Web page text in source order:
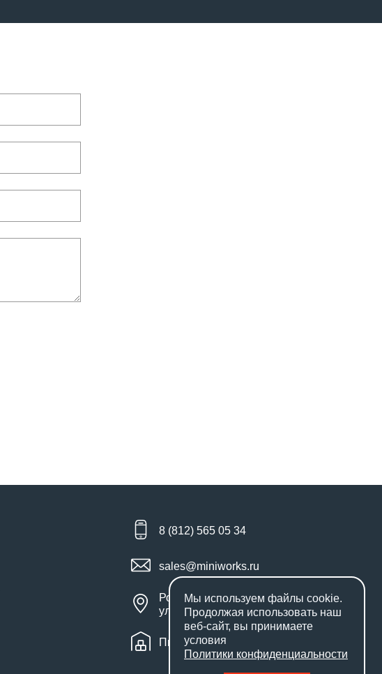
8 (812) 565 05 34
sales@miniworks.ru
Россия, Санкт-Петербург,
улица Маршала Новикова, 28Е
Пн – Пт: с 9:00 до 18:00
Мы используем файлы cookie.
Продолжая использовать наш
веб-сайт, вы принимаете
условия
Политики конфиденциальности